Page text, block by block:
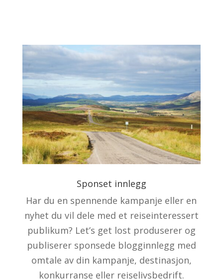
Sponset innlegg
Har du en spennende kampanje eller en
nyhet du vil dele med et reiseinteressert
publikum? Let’s get lost produserer og
publiserer sponsede blogginnlegg med
omtale av din kampanje, destinasjon,
konkurranse eller reiselivsbedrift.